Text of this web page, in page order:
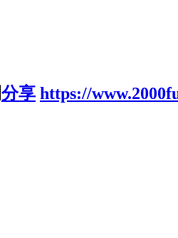
分享 https://